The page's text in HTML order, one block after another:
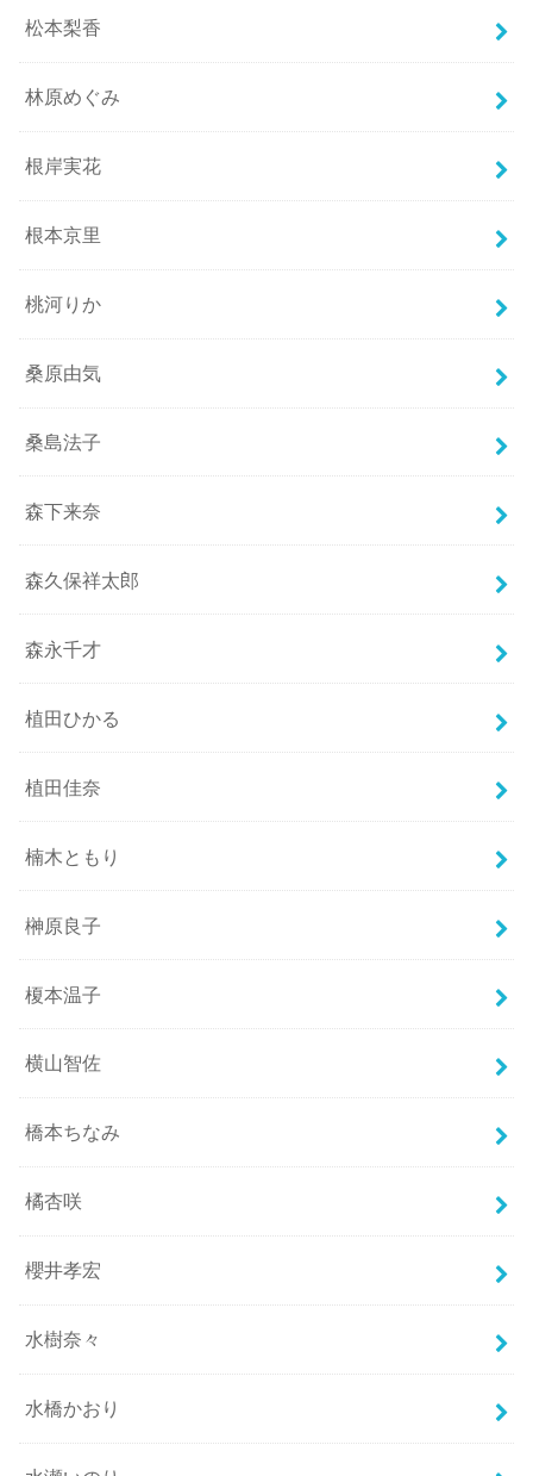
松本梨香
林原めぐみ
根岸実花
根本京里
桃河りか
桑原由気
桑島法子
森下来奈
森久保祥太郎
森永千才
植田ひかる
植田佳奈
楠木ともり
榊原良子
榎本温子
横山智佐
橋本ちなみ
橘杏咲
櫻井孝宏
水樹奈々
水橋かおり